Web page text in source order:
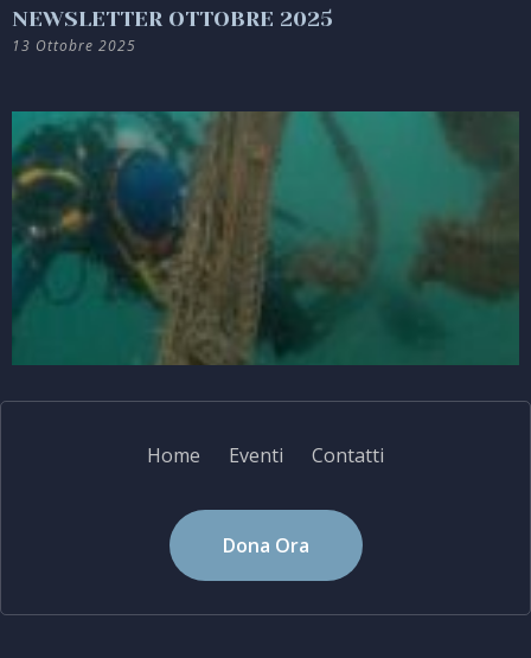
NEWSLETTER OTTOBRE 2025
13 Ottobre 2025
Home Eventi Contatti
Dona Ora